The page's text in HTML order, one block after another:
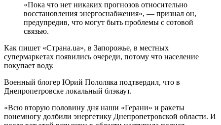
«Пока что нет никаких прогнозов относительно
восстановления энергоснабжения», — признал он,
предупредив, что могут быть проблемы с сотовой
связью.
Как пишет «Страна.ua», в Запорожье, в местных
супермаркетах появились очереди, потому что население
покупает воду.
Военный блогер Юрий Пололяка подтвердил, что в
Днепропетровске локальный блэкаут.
«Всю вторую половину дня наши «Герани» и ракеты
понемногу долбили энергетику Днепропетровской области. И